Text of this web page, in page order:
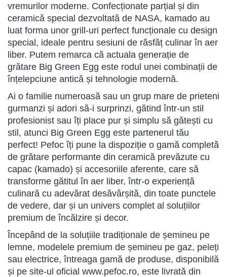
vremurilor moderne. Confecționate parțial și din
ceramică special dezvoltată de NASA, kamado au
luat forma unor grill-uri perfect funcționale cu design
special, ideale pentru sesiuni de răsfăț culinar în aer
liber. Putem remarca că actuala generație de
grătare Big Green Egg este rodul unei combinații de
înțelepciune antică și tehnologie modernă.
Ai o familie numeroasă sau un grup mare de prieteni
gurmanzi și adori să-i surprinzi, gătind într-un stil
profesionist sau îți place pur și simplu să gătești cu
stil, atunci Big Green Egg este partenerul tău
perfect! Pefoc îți pune la dispoziție o gamă completă
de grătare performante din ceramică prevăzute cu
capac (kamado) și accesoriile aferente, care să
transforme gătitul în aer liber, într-o experiență
culinară cu adevărat desăvârșită, din toate punctele
de vedere, dar și un univers complet al soluțiilor
premium de încălzire și decor.
Începând de la soluțiile tradiționale de șemineu pe
lemne, modelele premium de șemineu pe gaz, peleți
sau electrice, întreaga gamă de produse, disponibilă
și pe site-ul oficial www.pefoc.ro, este livrată din